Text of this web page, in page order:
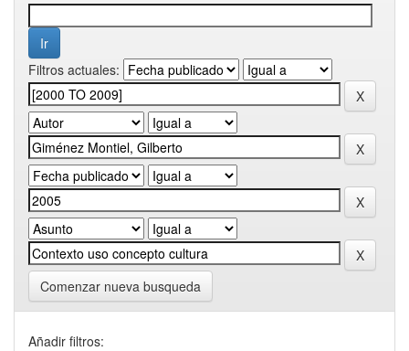
Filtros actuales:
Comenzar nueva busqueda
Añadir filtros: